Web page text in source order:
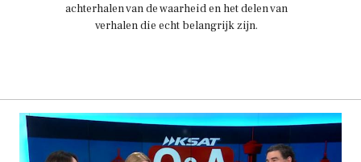
achterhalen van de waarheid en het delen van
verhalen die echt belangrijk zijn.